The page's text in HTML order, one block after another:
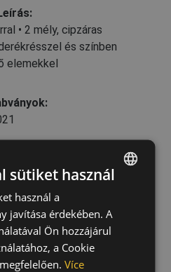
• 2 mély, cipzáras
és színben
elemekkel
programmal
CZECH
HUNGARIAN
SLOVAK
sütiket használ
használ a
javítása érdekében. A
Ön hozzájárul
a Cookie
Více